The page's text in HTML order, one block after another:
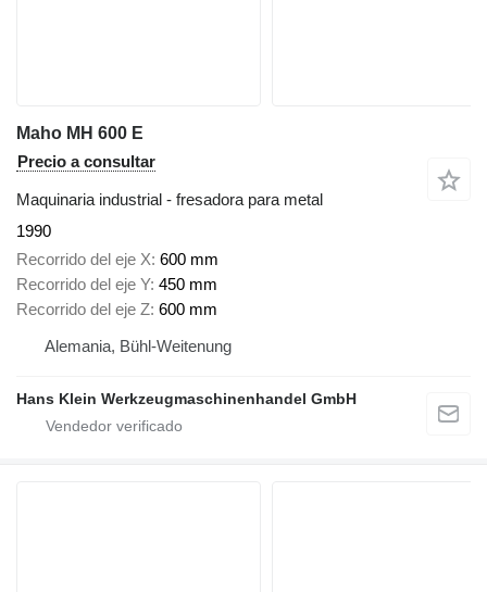
Maho MH 600 E
Precio a consultar
Maquinaria industrial - fresadora para metal
1990
Recorrido del eje X 600 mm
Recorrido del eje Y 450 mm
Recorrido del eje Z 600 mm
Alemania, Bühl-Weitenung
Hans Klein Werkzeugmaschinenhandel GmbH